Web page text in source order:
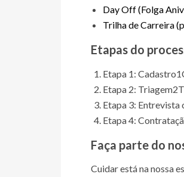
Day Off (Folga
Trilha de Carreira
Etapas do
Etapa 1: Cadastro1
Etapa 2: Triagem2
Etapa 3: Entrevista
Etapa 4:
Faça parte do
Cuidar está na nossa